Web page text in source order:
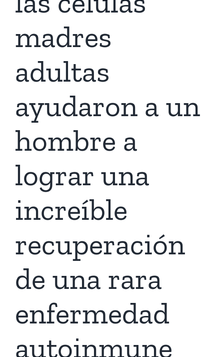
madres
adultas
ayudaron a un
hombre a
lograr una
increíble
recuperación
de una rara
enfermedad
autoinmune